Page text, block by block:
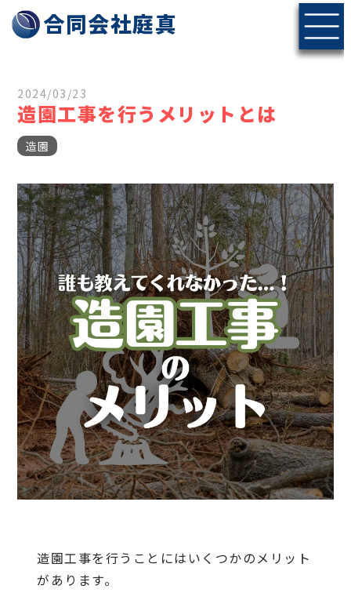
神戸・北摂エリアの伐採・剪定なら合同会社庭真へ
合同会社庭真
2024/03/23
造園工事を行うメリットとは
造園
造園工事を行うことにはいくつかのメリット
があります。